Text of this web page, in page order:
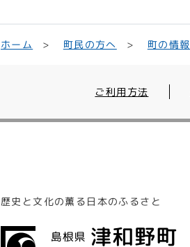
ホーム 町民の方へ 町の情報
ご利用方法
歴史と文化の薫る日本のふるさと